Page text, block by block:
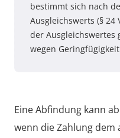
bestimmt sich nach
Ausgleichswerts (§ 24
der Ausgleichswertes
wegen
Eine Abfindung kann
wenn die Zahlung dem